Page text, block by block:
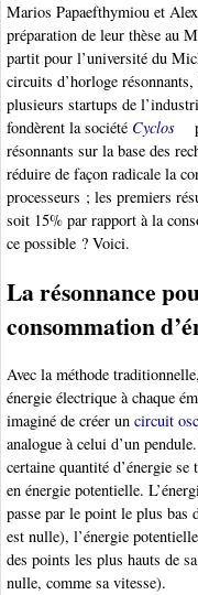
Marios Papaefthymiou et
préparation de leur thèse au
partit pour l’université du
circuits d’horloge
plusieurs startups de
fondèrent la société Cyclos
résonnants sur la base des
réduire de façon radicale la
processeurs ; les premiers
soit 15% par rapport à la
ce possible ? Voici.
La résonnance
consommation
Avec la méthode
énergie électrique à chaque
imaginé de créer un circuit
analogue à celui d’un
certaine quantité d’énergie
en énergie potentielle.
passe par le point le plus bas
est nulle), l’énergie
des points les plus hauts de
nulle, comme sa vitesse).